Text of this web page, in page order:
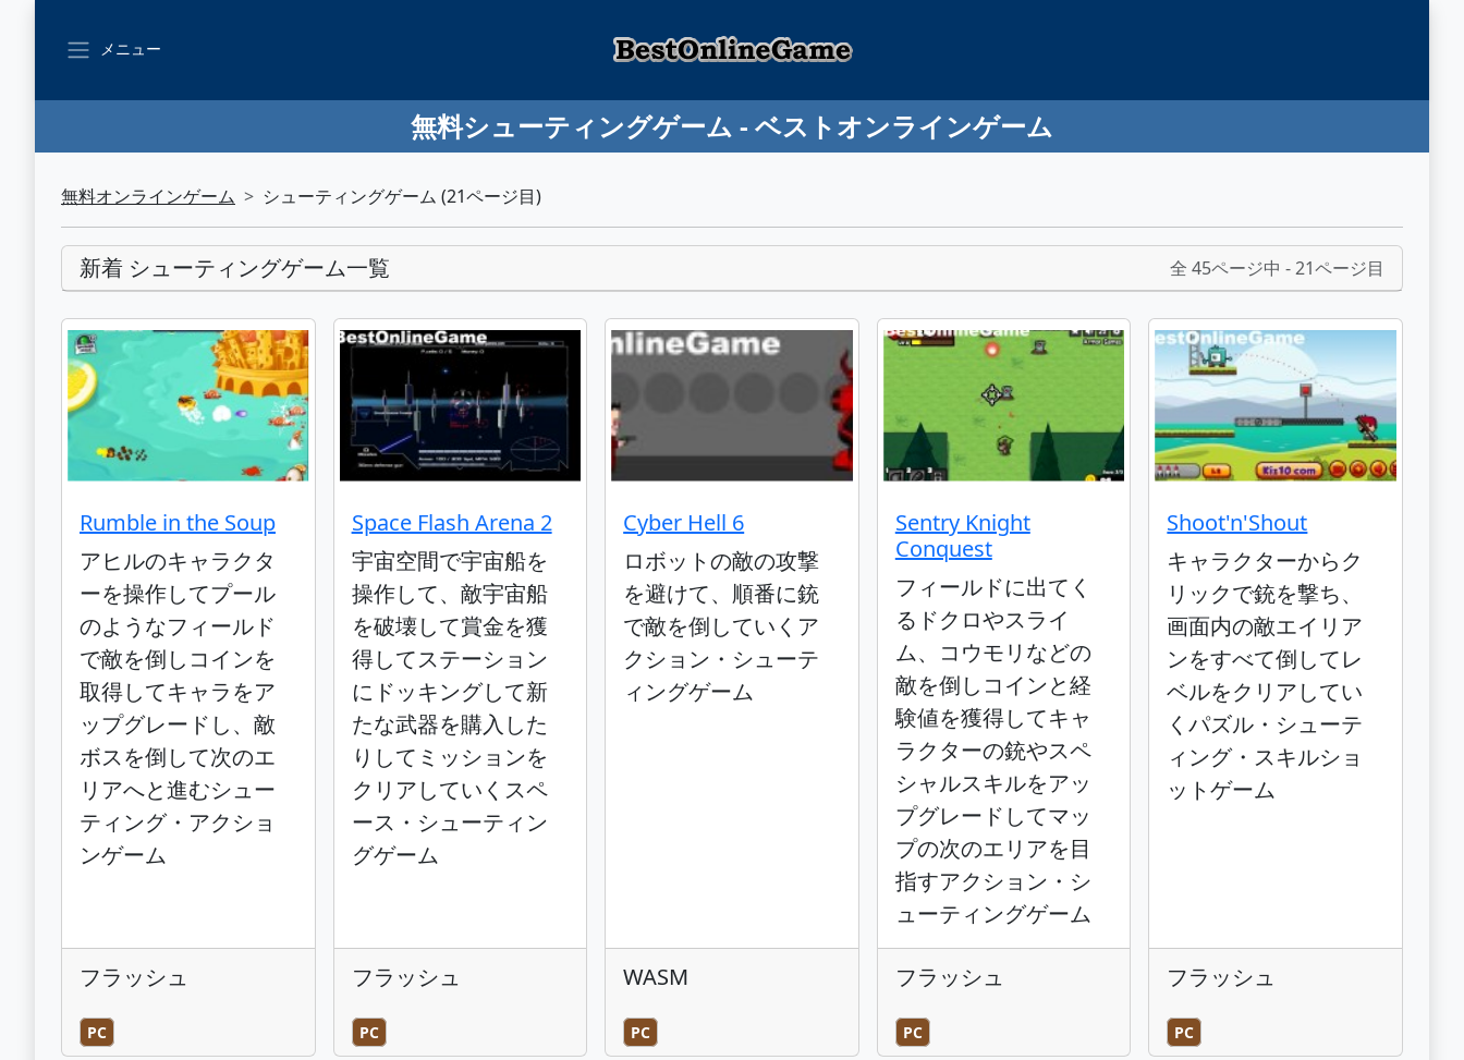
メニュー
無料シューティングゲーム - ベストオンラインゲーム
無料オンラインゲーム シューティングゲーム (21ページ目)
新着 シューティングゲーム一覧 全 45ページ中 - 21ページ目
Rumble in the Soup
アヒルのキャラクタ
ーを操作してプール
のようなフィールド
で敵を倒しコインを
取得してキャラをア
ップグレードし、敵
ボスを倒して次のエ
リアへと進むシュー
ティング・アクショ
ンゲーム
フラッシュ
PC
Space Flash Arena 2
宇宙空間で宇宙船を
操作して、敵宇宙船
を破壊して賞金を獲
得してステーション
にドッキングして新
たな武器を購入した
りしてミッションを
クリアしていくスペ
ース・シューティン
グゲーム
フラッシュ
PC
Cyber Hell 6
ロボットの敵の攻撃
を避けて、順番に銃
で敵を倒していくア
クション・シューテ
ィングゲーム
WASM
PC
Sentry Knight
Conquest
フィールドに出てく
るドクロやスライ
ム、コウモリなどの
敵を倒しコインと経
験値を獲得してキャ
ラクターの銃やスペ
シャルスキルをアッ
プグレードしてマッ
プの次のエリアを目
指すアクション・シ
ューティングゲーム
フラッシュ
PC
Shoot'n'Shout
キャラクターからク
リックで銃を撃ち、
画面内の敵エイリア
ンをすべて倒してレ
ベルをクリアしてい
くパズル・シューテ
ィング・スキルショ
ットゲーム
フラッシュ
PC